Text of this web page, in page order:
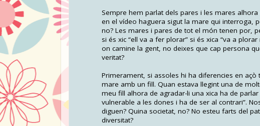
Sempre hem parlat dels pares i les mares
en el vídeo haguera sigut la mare qui interroga,
no? Les mares i pares de tot el món tenen por,
si és xic “ell va a fer plorar” si és xica “va a
on camine la gent, no deixes que cap persona
veritat?
Primerament, si assoles hi ha diferencies en
mare amb un fill. Quan estava llegint una de
meu fill alhora de agradar-li una xica ha de
vulnerable a les dones i ha de ser al contrari”.
diguen? Quina societat, no? No esteu farts del
diversitat?